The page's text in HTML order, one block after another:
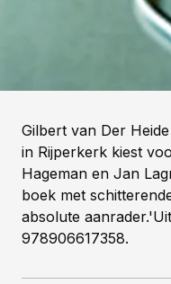
Gilbert van Der
in Rijperkerk kiest
Hageman en Jan
boek met
absolute
978906617358.